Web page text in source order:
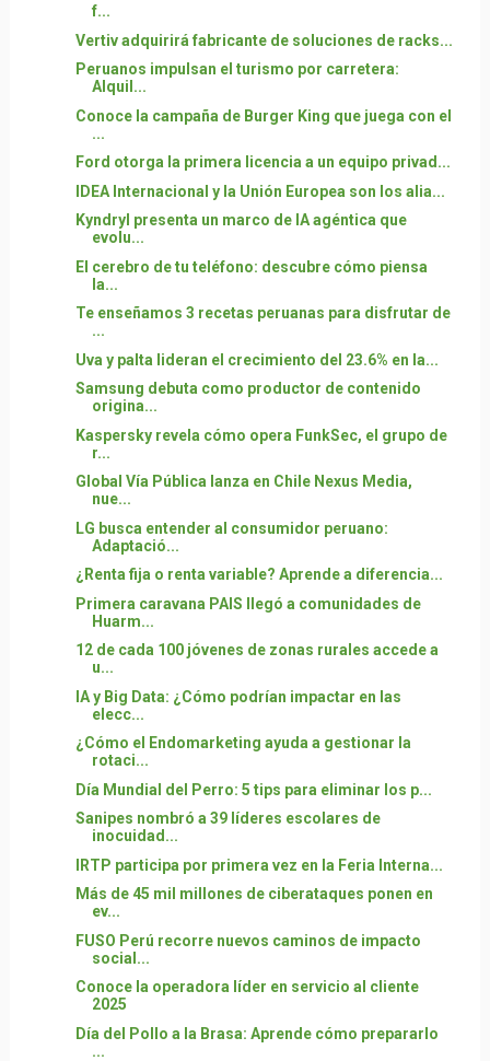
f...
Vertiv adquirirá fabricante de soluciones de racks...
Peruanos impulsan el turismo por carretera:
Alquil...
Conoce la campaña de Burger King que juega con el
...
Ford otorga la primera licencia a un equipo privad...
IDEA Internacional y la Unión Europea son los alia...
Kyndryl presenta un marco de IA agéntica que
evolu...
El cerebro de tu teléfono: descubre cómo piensa
la...
Te enseñamos 3 recetas peruanas para disfrutar de
...
Uva y palta lideran el crecimiento del 23.6% en la...
Samsung debuta como productor de contenido
origina...
Kaspersky revela cómo opera FunkSec, el grupo de
r...
Global Vía Pública lanza en Chile Nexus Media,
nue...
LG busca entender al consumidor peruano:
Adaptació...
¿Renta fija o renta variable? Aprende a diferencia...
Primera caravana PAIS llegó a comunidades de
Huarm...
12 de cada 100 jóvenes de zonas rurales accede a
u...
IA y Big Data: ¿Cómo podrían impactar en las
elecc...
¿Cómo el Endomarketing ayuda a gestionar la
rotaci...
Día Mundial del Perro: 5 tips para eliminar los p...
Sanipes nombró a 39 líderes escolares de
inocuidad...
IRTP participa por primera vez en la Feria Interna...
Más de 45 mil millones de ciberataques ponen en
ev...
FUSO Perú recorre nuevos caminos de impacto
social...
Conoce la operadora líder en servicio al cliente
2025
Día del Pollo a la Brasa: Aprende cómo prepararlo
...